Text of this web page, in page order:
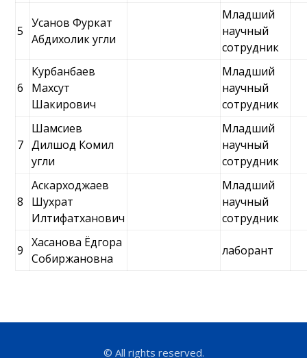
5
Усанов Фуркат
Абдихолик угли
Младший
научный
сотрудник
6
Курбанбаев
Махсут
Шакирович
Младший
научный
сотрудник
7
Шамсиев
Дилшод Комил
угли
Младший
научный
сотрудник
8
Аскарходжаев
Шухрат
Илтифатханович
Младший
научный
сотрудник
9
Хасанова Ёдгора
Собиржановна
лаборант
© All rights reserved.